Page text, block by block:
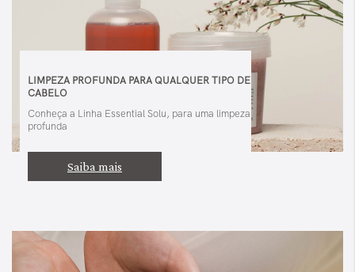
LIMPEZA PROFUNDA PARA QUALQUER TIPO DE
CABELO
Conheça a Linha Essential Solu, para uma limpeza
profunda
Saiba mais